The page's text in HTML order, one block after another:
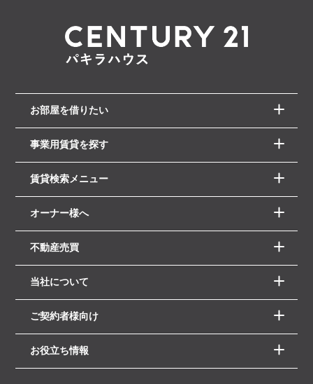
お部屋を借りたい
事業用賃貸を探す
賃貸検索メニュー
オーナー様へ
不動産売買
当社について
ご契約者様向け
お役立ち情報